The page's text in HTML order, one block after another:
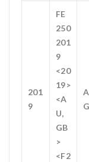
201
9
FE
250
201
9
<20
19>
<A
U,
GB
>
<F2